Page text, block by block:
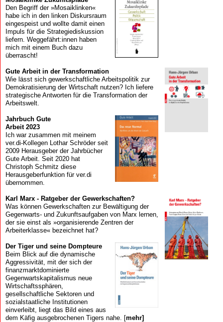
Den Begriff der »Mosaiklinken«
habe ich in den linken Diskursraum
eingespeist und wollte damit einen
Impuls für die Strategiediskussion
liefern. Weggefährt:innen haben
mich mit einem Buch dazu
überrascht!
Gute Arbeit in der Transformation
Wie lässt sich gewerkschaftliche Arbeitspolitik zur
Demokratisierung der Wirtschaft nutzen? Ich liefere
strategische Antworten für die Transformation der
Arbeitswelt.
Jahrbuch Gute
Arbeit 2023
Ich war zusammen mit meinem
ver.di-Kollegen Lothar Schröder seit
2009 Herausgeber der Jahrbücher
Gute Arbeit. Seit 2020 hat
Christoph Schmitz diese
Herausgeberfunktion für ver.di
übernommen.
Karl Marx - Ratgeber der Gewerkschaften?
Was können Gewerkschaften zur Bewältigung der
Gegenwarts- und Zukunftsaufgaben von Marx lernen,
der sie einst als »organisierende Zentren der
Arbeiterklasse« bezeichnet hat?
Der Tiger und seine Dompteure
Beim Blick auf die dynamische
Aggressivität, mit der sich der
finanzmarkt­dominierte
Gegenwartskapitalismus neue
Wirtschaftssphären,
gesellschaftliche Sektoren und
sozialstaatliche Institutionen
einverleibt, liegt das Bild eines aus
dem Käfig ausgebrochenen Tigers nahe. [mehr]